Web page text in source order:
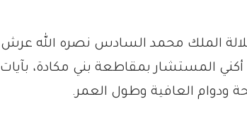
الملك محمد السادس نصره الله عرش
أكني المستشار بمقاطعة بني مكادة، بآيات
ودوام العافية وطول العمر.